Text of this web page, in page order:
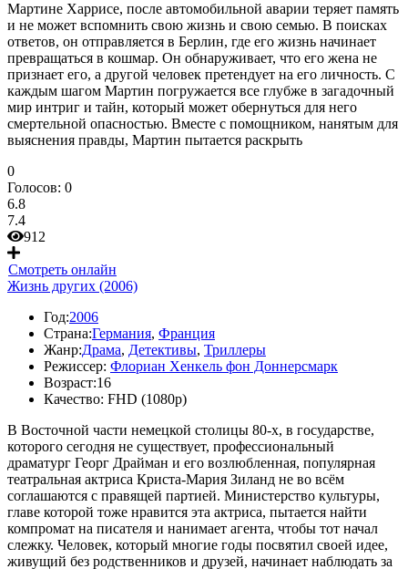
Мартине Харрисе, после автомобильной аварии теряет память
и не может вспомнить свою жизнь и свою семью. В поисках
ответов, он отправляется в Берлин, где его жизнь начинает
превращаться в кошмар. Он обнаруживает, что его жена не
признает его, а другой человек претендует на его личность. С
каждым шагом Мартин погружается все глубже в загадочный
мир интриг и тайн, который может обернуться для него
смертельной опасностью. Вместе с помощником, нанятым для
выяснения правды, Мартин пытается раскрыть
0
Голосов: 0
6.8
7.4
912
Смотреть онлайн
Жизнь других (2006)
Год:2006
Страна:Германия, Франция
Жанр:Драма, Детективы, Триллеры
Режиссер: Флориан Хенкель фон Доннерсмарк
Возраст:16
Качество: FHD (1080p)
В Восточной части немецкой столицы 80-х, в государстве,
которого сегодня не существует, профессиональный
драматург Георг Драйман и его возлюбленная, популярная
театральная актриса Криста-Мария Зиланд не во всём
соглашаются с правящей партией. Министерство культуры,
главе которой тоже нравится эта актриса, пытается найти
компромат на писателя и нанимает агента, чтобы тот начал
слежку. Человек, который многие годы посвятил своей идее,
живущий без родственников и друзей, начинает наблюдать за